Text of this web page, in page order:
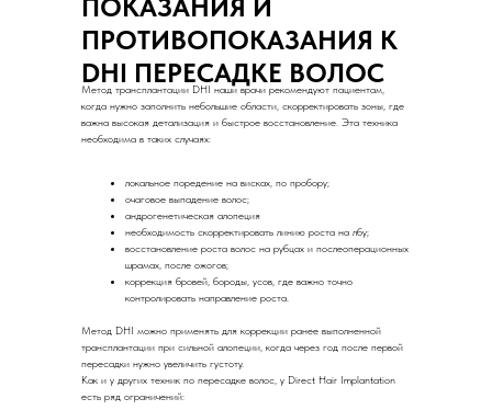
ПОКАЗАНИЯ И
ПРОТИВОПОКАЗАНИЯ К
DHI ПЕРЕСАДКЕ ВОЛОС
Метод трансплантации DHI наши врачи рекомендуют пациентам,
когда нужно заполнить небольшие области, скорректировать зоны, где
важна высокая детализация и быстрое восстановление. Эта техника
необходима в таких случаях:
локальное поредение на висках, по пробору;
очаговое выпадение волос;
андрогенетическая алопеция
необходимость скорректировать линию роста на лбу;
восстановление роста волос на рубцах и послеоперационных
шрамах, после ожогов;
коррекция бровей, бороды, усов, где важно точно
контролировать направление роста.
Метод DHI можно применять для коррекции ранее выполненной
трансплантации при сильной алопеции, когда через год после первой
пересадки нужно увеличить густоту.
Как и у других техник по пересадке волос, у Direct Hair Implantation
есть ряд ограничений: